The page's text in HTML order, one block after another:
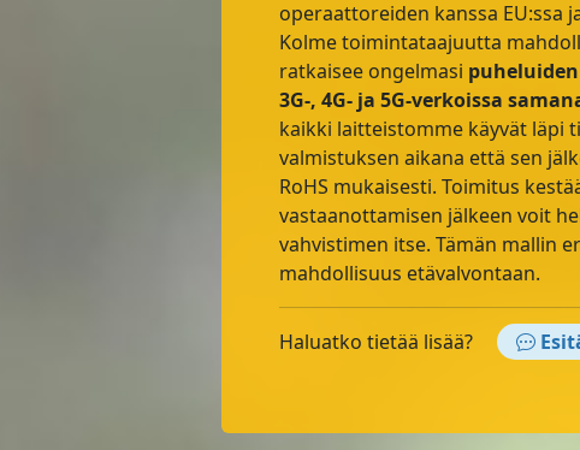
operaattoreiden kanssa EU:ssa
Kolme toimintataajuutta
ratkaisee ongelmasi
3G-, 4G- ja 5G-verkoissa
kaikki laitteistomme käyvät läpi
valmistuksen aikana että sen
RoHS mukaisesti. Toimitus
vastaanottamisen jälkeen voit
vahvistimen itse. Tämän mallin
mahdollisuus etävalvontaan.
Haluatko tietää lisää?